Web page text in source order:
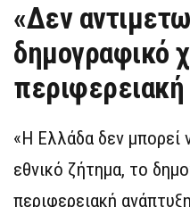
«Δεν
δημογραφικό
«Η Ελλάδα δεν μπορεί
εθνικό ζήτημα, το
περιφερειακή